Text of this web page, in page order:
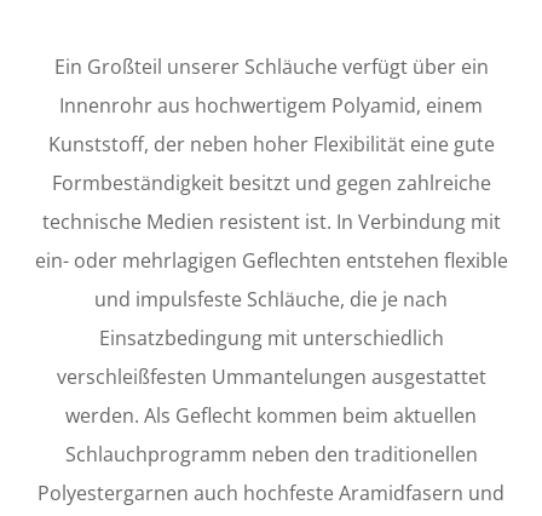
Ein Großteil unserer Schläuche verfügt über ein
Innenrohr aus hochwertigem Polyamid, einem
Kunststoff, der neben hoher Flexibilität eine gute
Formbeständigkeit besitzt und gegen zahlreiche
technische Medien resistent ist. In Verbindung mit
ein- oder mehrlagigen Geflechten entstehen flexible
und impulsfeste Schläuche, die je nach
Einsatzbedingung mit unterschiedlich
verschleißfesten Ummantelungen ausgestattet
werden. Als Geflecht kommen beim aktuellen
Schlauchprogramm neben den traditionellen
Polyestergarnen auch hochfeste Aramidfasern und